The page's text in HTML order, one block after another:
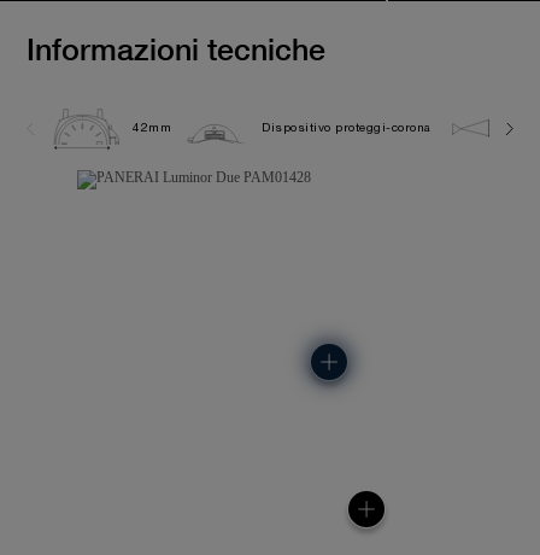
Informazioni tecniche
42mm Dispositivo proteggi-corona